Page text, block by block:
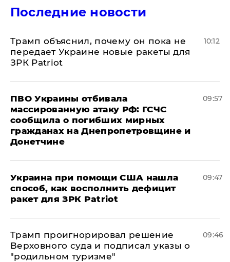
Последние новости
Трамп объяснил, почему он пока не
передает Украине новые ракеты для
ЗРК Patriot
10:12
ПВО Украины отбивала
массированную атаку РФ: ГСЧС
сообщила о погибших мирных
гражданах на Днепропетровщине и
Донетчине
09:57
Украина при помощи США нашла
способ, как восполнить дефицит
ракет для ЗРК Patriot
09:47
Трамп проигнорировал решение
Верховного суда и подписал указы о
"родильном туризме"
09:46